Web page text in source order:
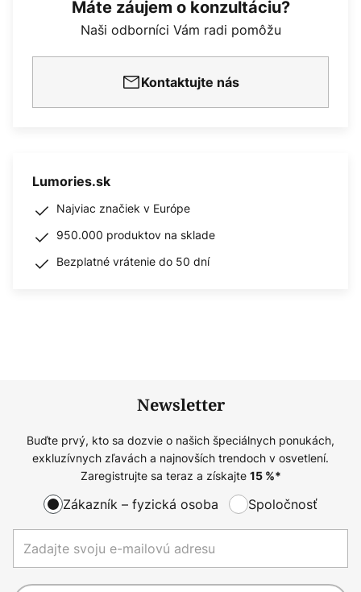
Máte záujem o konzultáciu?
Naši odborníci Vám radi pomôžu
Kontaktujte nás
Lumories.sk
Najviac značiek v Európe
950.000 produktov na sklade
Bezplatné vrátenie do 50 dní
Newsletter
Buďte prvý, kto sa dozvie o našich špeciálnych ponukách,
exkluzívnych zľavách a najnovších trendoch v osvetlení.
Zaregistrujte sa teraz a získajte 15%*
Zákazník – fyzická osoba Spoločnosť